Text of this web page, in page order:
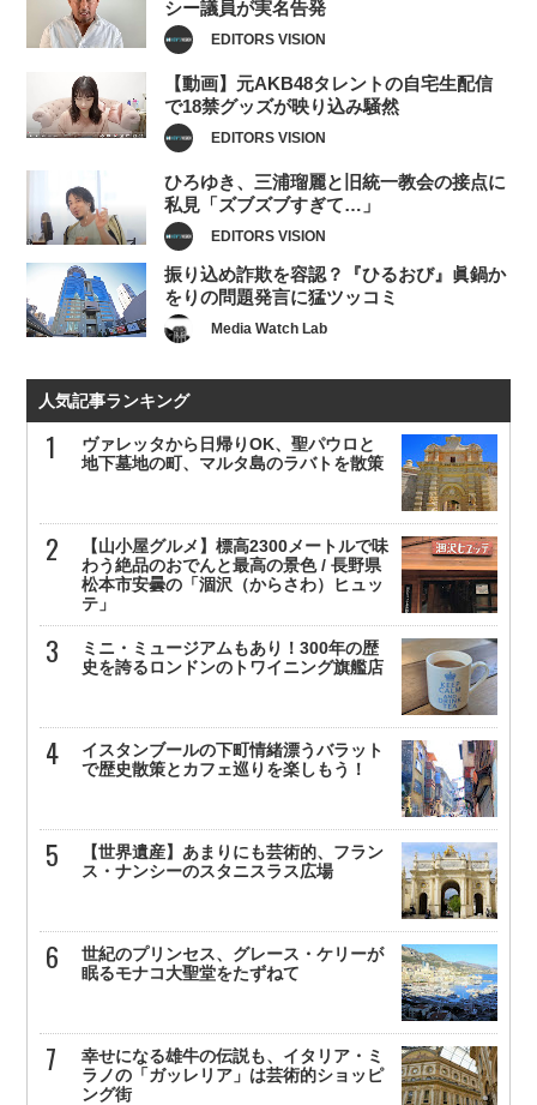
シー議員が実名告発
EDITORS VISION
【動画】元AKB48タレントの自宅生配信
で18禁グッズが映り込み騒然
EDITORS VISION
ひろゆき、三浦瑠麗と旧統一教会の接点に
私見「ズブズブすぎて…」
EDITORS VISION
振り込め詐欺を容認？『ひるおび』眞鍋か
をりの問題発言に猛ツッコミ
Media Watch Lab
人気記事ランキング
ヴァレッタから日帰りOK、聖パウロと
地下墓地の町、マルタ島のラバトを散策
【山小屋グルメ】標高2300メートルで味
わう絶品のおでんと最高の景色 / 長野県
松本市安曇の「涸沢（からさわ）ヒュッ
テ」
ミニ・ミュージアムもあり！300年の歴
史を誇るロンドンのトワイニング旗艦店
イスタンブールの下町情緒漂うバラット
で歴史散策とカフェ巡りを楽しもう！
【世界遺産】あまりにも芸術的、フラン
ス・ナンシーのスタニスラス広場
世紀のプリンセス、グレース・ケリーが
眠るモナコ大聖堂をたずねて
幸せになる雄牛の伝説も、イタリア・ミ
ラノの「ガッレリア」は芸術的ショッピ
ング街